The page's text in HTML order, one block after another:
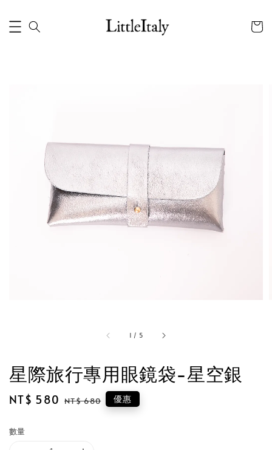
1 / 5
星際旅行專用眼鏡袋-星空銀
Sale
NT$ 580 Regular
NT$ 680 優惠
數量